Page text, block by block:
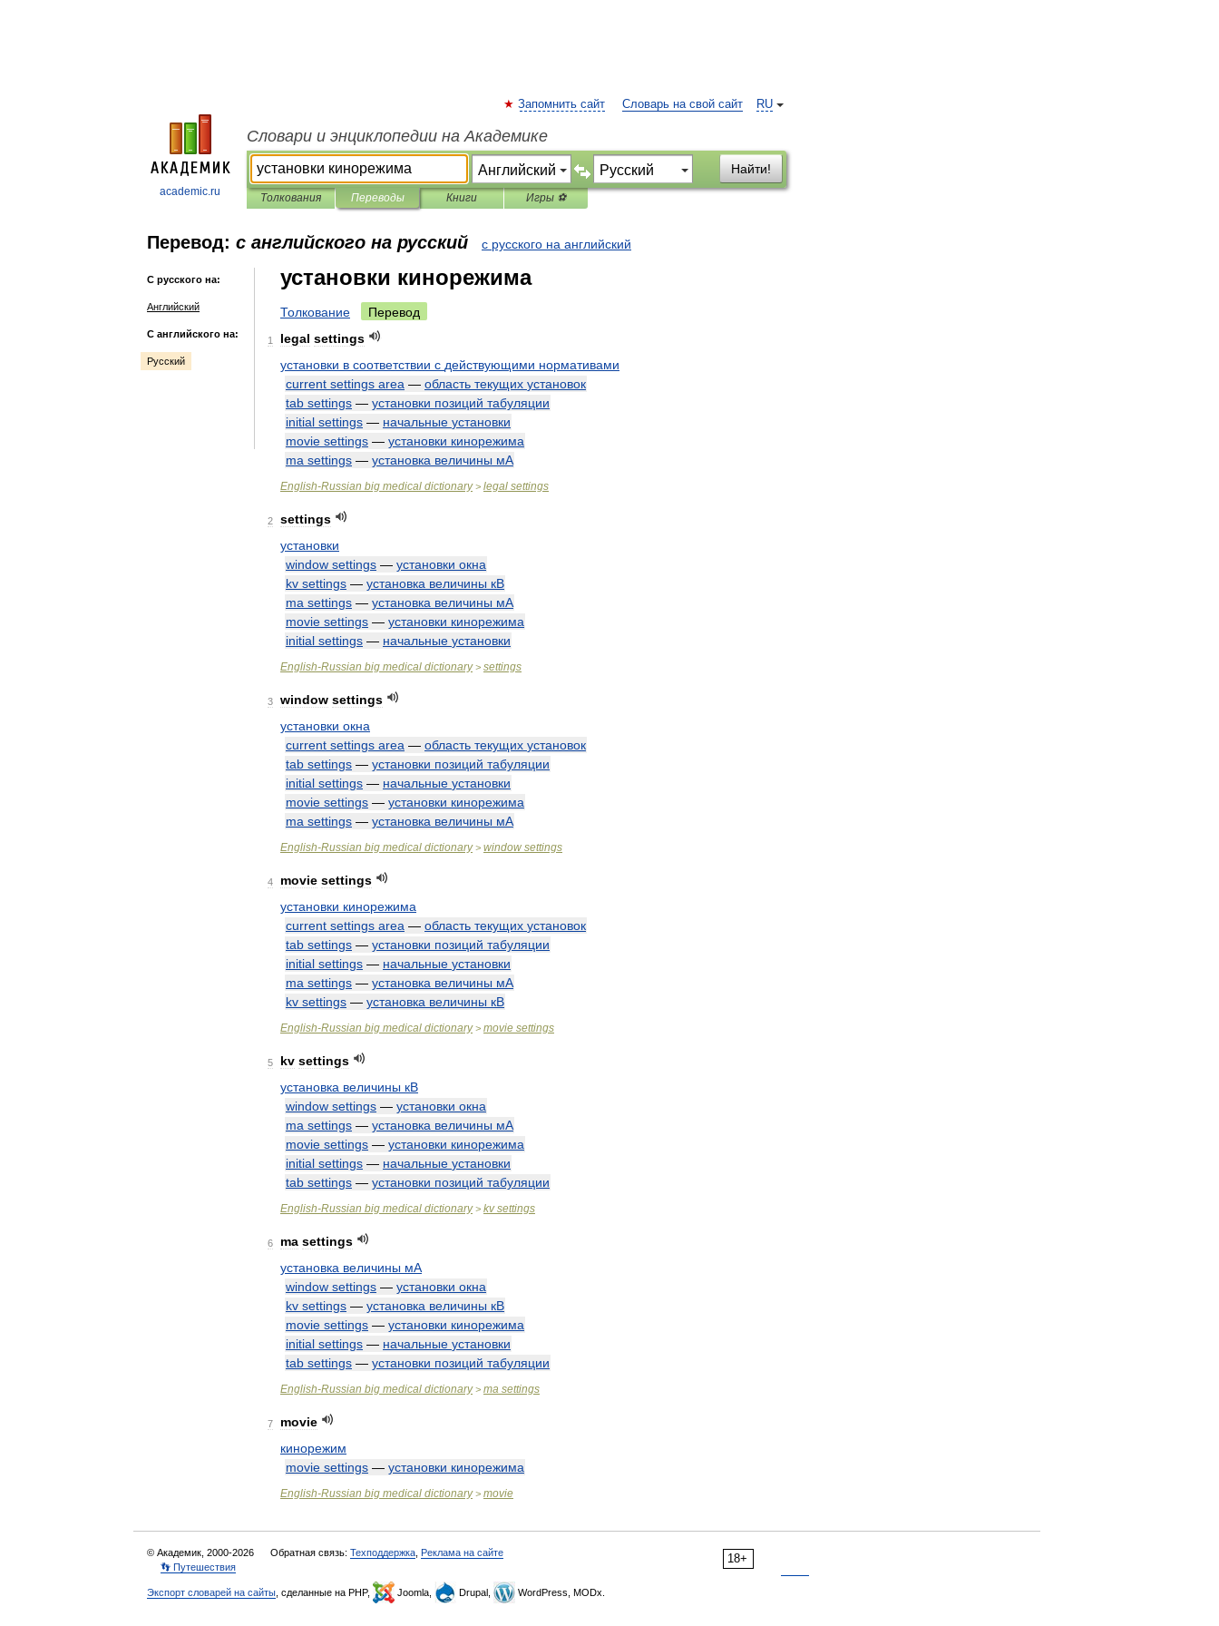
academic.ru
RU
Запомнить сайт Словарь на свой сайт
Словари и энциклопедии на Академике
Найти!
Толкования Переводы Книги Игры ⚽
Перевод: с английского на русский с русского на английский
С русского на:
Английский
С английского на:
Русский
установки кинорежима
Толкование Перевод
1 legal settings
установки в соответствии с действующими нормативами
current settings area — область текущих установок
tab settings — установки позиций табуляции
initial settings — начальные установки
movie settings — установки кинорежима
ma settings — установка величины мА
English-Russian big medical dictionary> legal settings
2
settings
установки
window settings — установки окна
kv settings — установка величины кВ
ma settings — установка величины мА
movie settings — установки кинорежима
initial settings — начальные установки
English-Russian big medical dictionary> settings
3 window settings
установки окна
current settings area — область текущих установок
tab settings — установки позиций табуляции
initial settings — начальные установки
movie settings — установки кинорежима
ma settings — установка величины мА
English-Russian big medical dictionary> window settings
4 movie settings
установки кинорежима
current settings area — область текущих установок
tab settings — установки позиций табуляции
initial settings — начальные установки
ma settings — установка величины мА
kv settings — установка величины кВ
English-Russian big medical dictionary> movie settings
5 kv settings
установка величины кВ
window settings — установки окна
ma settings — установка величины мА
movie settings — установки кинорежима
initial settings — начальные установки
tab settings — установки позиций табуляции
English-Russian big medical dictionary> kv settings
6 ma settings
установка величины мА
window settings — установки окна
kv settings — установка величины кВ
movie settings — установки кинорежима
initial settings — начальные установки
tab settings — установки позиций табуляции
English-Russian big medical dictionary> ma settings
7
movie
кинорежим
movie settings — установки кинорежима
English-Russian big medical dictionary> movie
18+
© Академик, 2000-2026 Обратная связь: Техподдержка Реклама на сайте
👣 Путешествия
Экспорт словарей на сайты , сделанные на PHP, Joomla, Drupal, WordPress, MODx.